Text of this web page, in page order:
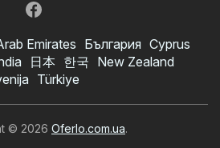
Emirates България Cyprus
日本 한국 New Zealand
Türkiye
© 2026 Oferlo.com.ua.